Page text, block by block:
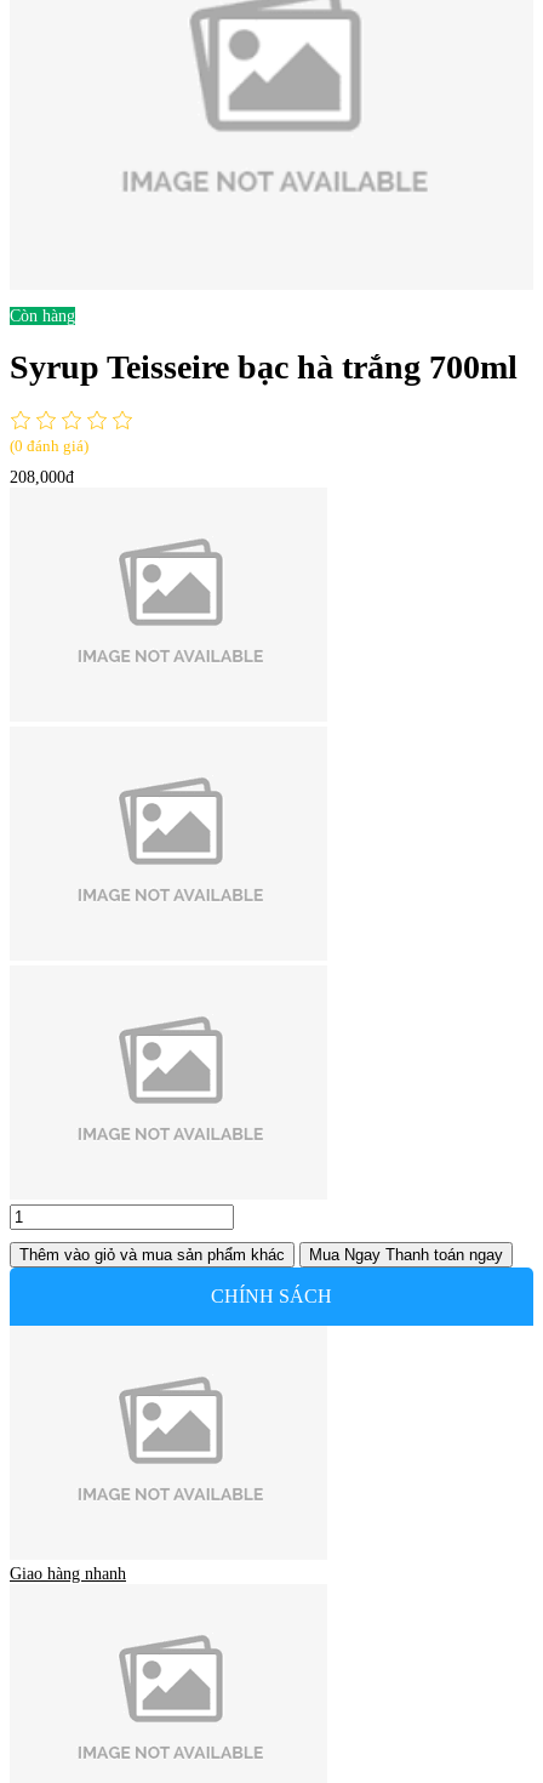
Còn hàng
Syrup Teisseire bạc hà trắng 700ml
(0 đánh giá)
208,000đ
Thêm vào giỏ và mua sản phẩm khác Mua Ngay Thanh toán ngay
CHÍNH SÁCH
Giao hàng nhanh